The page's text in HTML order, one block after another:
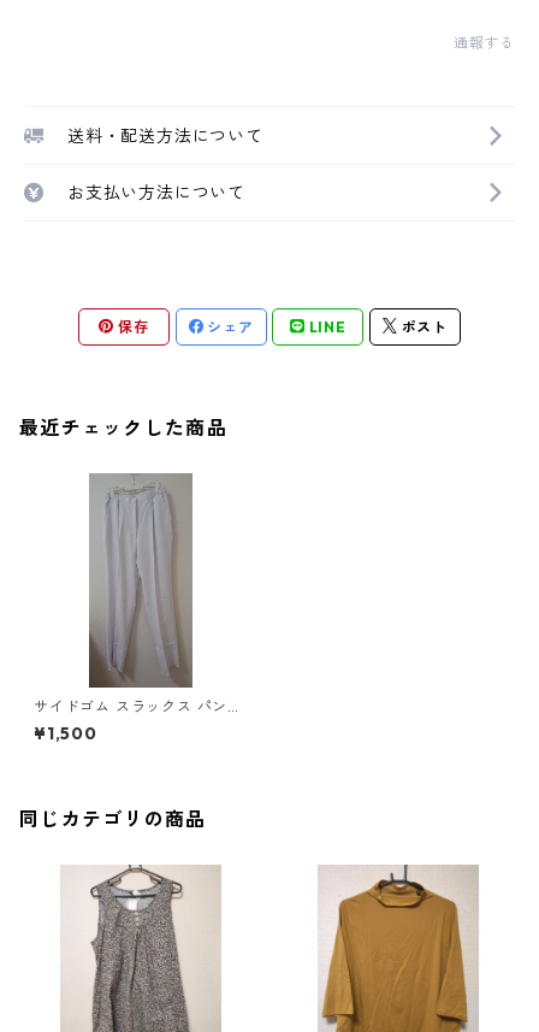
通報する
送料・配送方法について
お支払い方法について
保存 シェア LINE ポスト
最近チェックした商品
サイドゴム スラックス パンツ
4L ホワイト ◆KIY-1195◆
¥1,500
同じカテゴリの商品